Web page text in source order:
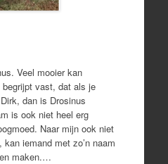
Veel mooier kan
vast, dat als je
dan is Drosinus
is ook niet heel erg
Naar mijn ook niet
iemand met zo’n naam
maken.…